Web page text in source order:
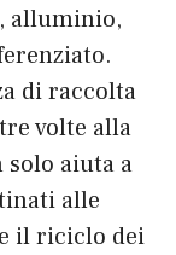
alluminio,
di raccolta
volte alla
solo aiuta a
alle
il riciclo dei